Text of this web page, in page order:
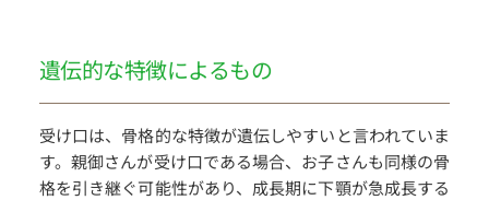
遺伝的な特徴によるもの
受け口は、骨格的な特徴が遺伝しやすいと言われていま
す。親御さんが受け口である場合、お子さんも同様の骨
格を引き継ぐ可能性があり、成長期に下顎が急成長する